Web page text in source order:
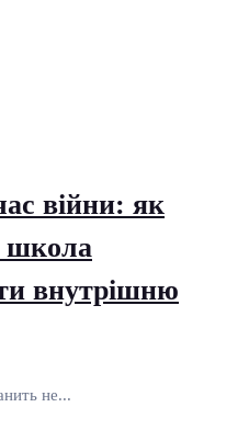
війни: як
школа
внутрішню
не...